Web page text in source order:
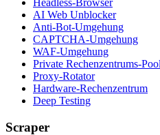
Headless-Browser
AI Web Unblocker
Anti-Bot-Umgehung
CAPTCHA-Umgehung
WAF-Umgehung
Private Rechenzentrums-
Proxy-Rotator
Hardware-Rechenzentrum
Deep Testing
Scraper